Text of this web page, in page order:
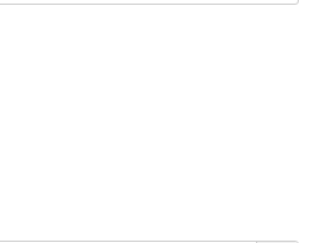
の取り扱いについて